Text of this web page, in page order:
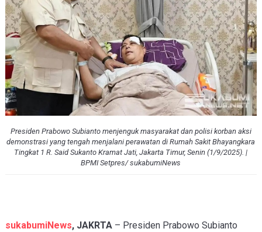
Presiden Prabowo Subianto menjenguk masyarakat dan polisi korban aksi
demonstrasi yang tengah menjalani perawatan di Rumah Sakit Bhayangkara
Tingkat 1 R. Said Sukanto Kramat Jati, Jakarta Timur, Senin (1/9/2025). |
BPMI Setpres/ sukabumiNews
sukabumiNews, JAKRTA– Presiden Prabowo Subianto